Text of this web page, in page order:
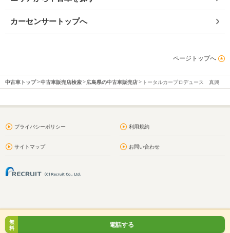
カーセンサートップへ
ページトップへ
中古車トップ 中古車販売店検索 広島県の中古車販売店 トータルカープロデュース 真興
プライバシーポリシー 利用規約
サイトマップ お問い合わせ
無
料
電話する